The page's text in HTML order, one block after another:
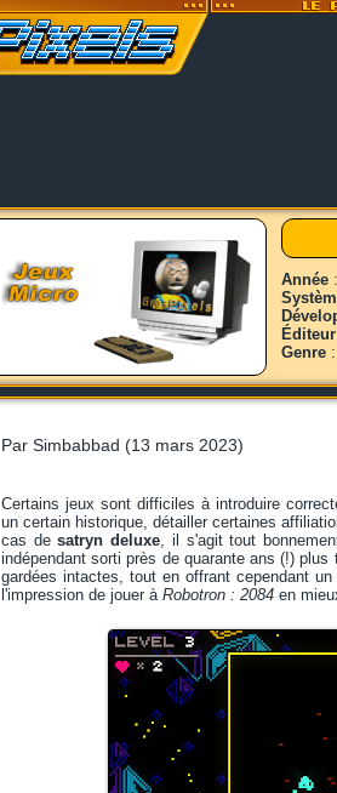
Année
Éditeur
Genre
Par Simbabbad (13 mars 2023)
Certains jeux sont difficiles à introduire
un certain historique, détailler certaines
cas desatryn deluxe, il s'agit tout
indépendant sorti près de quarante ans (!)
gardées intactes, tout en offrant cependant
l'impression de jouer à Robotron : 2084 en